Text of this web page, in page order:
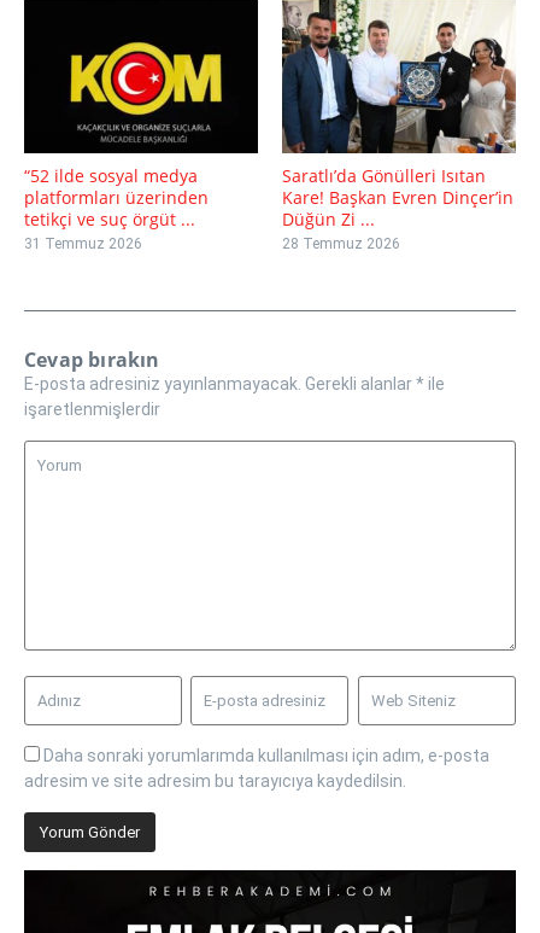
“52 ilde sosyal medya
platformları üzerinden
tetikçi ve suç örgüt ...
31 Temmuz 2026
Saratlı’da Gönülleri Isıtan
Kare! Başkan Evren Dinçer’in
Düğün Zi ...
28 Temmuz 2026
Cevap bırakın
E-posta adresiniz yayınlanmayacak. Gerekli alanlar*ile
işaretlenmişlerdir
Daha sonraki yorumlarımda kullanılması için adım, e-posta
adresim ve site adresim bu tarayıcıya kaydedilsin.